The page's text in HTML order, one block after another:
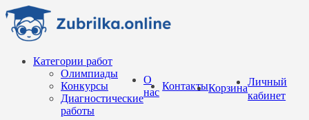
Перейти
содержанию
Категории работ
Олимпиады
Конкурсы
Диагностические
работы
О
нас
КонтактыКорзина
Личный
кабинет